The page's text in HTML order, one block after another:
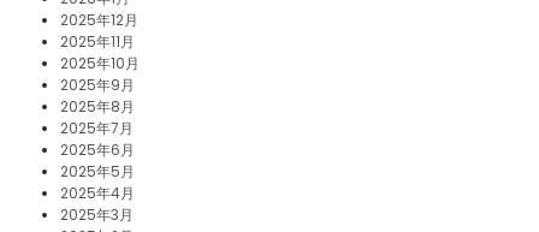
2025年12月
2025年11月
2025年10月
2025年9月
2025年8月
2025年7月
2025年6月
2025年5月
2025年4月
2025年3月